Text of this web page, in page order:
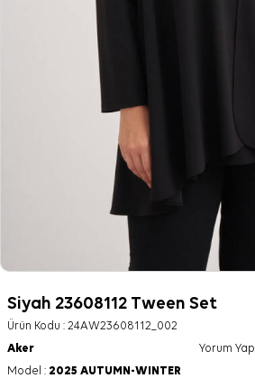
Siyah 23608112 Tween Set
Ürün Kodu : 24AW23608112_002
Aker
Yorum Yap
Model : 2025 AUTUMN-WINTER